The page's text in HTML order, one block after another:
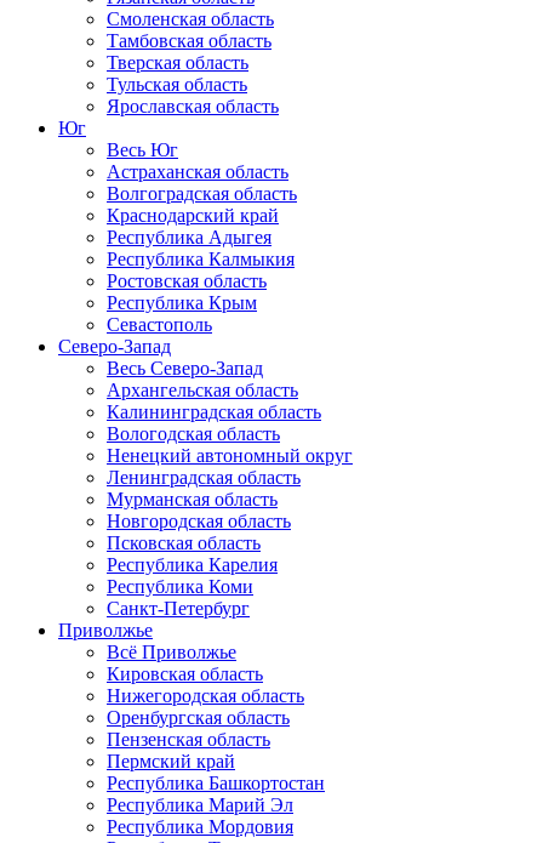
Смоленская область
Тамбовская область
Тверская область
Тульская область
Ярославская область
Юг
Весь Юг
Астраханская область
Волгоградская область
Краснодарский край
Республика Адыгея
Республика Калмыкия
Ростовская область
Республика Крым
Севастополь
Северо-Запад
Весь Северо-Запад
Архангельская область
Калининградская область
Вологодская область
Ненецкий автономный округ
Ленинградская область
Мурманская область
Новгородская область
Псковская область
Республика Карелия
Республика Коми
Санкт-Петербург
Приволжье
Всё Приволжье
Кировская область
Нижегородская область
Оренбургская область
Пензенская область
Пермский край
Республика Башкортостан
Республика Марий Эл
Республика Мордовия